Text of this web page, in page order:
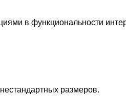
в функциональности
размеров.